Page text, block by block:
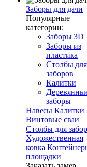
Заборы для дачи
Популярные
категории:
Заборы 3D
Заборы из
пластика
Столбы для
заборов
Калитки
заборы
Навесы Калитки
Винтовые сваи
Столбы для
Художественная
ковка
площадки